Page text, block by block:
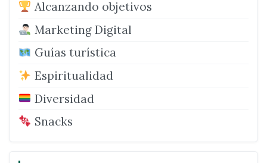
Alcanzando objetivos
Marketing Digital
Guías turística
Espiritualidad
Diversidad
Snacks